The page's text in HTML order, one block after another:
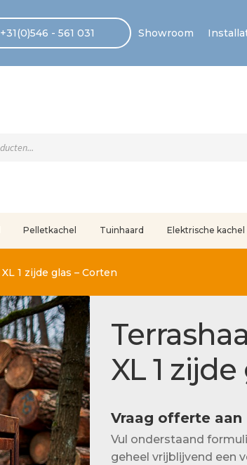
- 561 031 Showroom
Pelletkachel Tuinhaard Elektrische kachel
team
1 zijde glas – Corten
XL 1
Vraag offerte aan
Vul onderstaand
geheel vrijblijvend een